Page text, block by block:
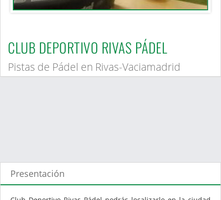
CLUB DEPORTIVO RIVAS PÁDEL
Pistas de Pádel en Rivas-Vaciamadrid
Presentación